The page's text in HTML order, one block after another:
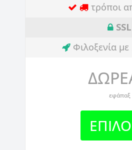
τρόποι
SSL
Φιλοξενία με
εφάπαξ